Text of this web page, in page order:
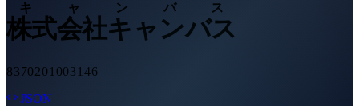
株式会社キャンバス
キャンバス
8370201003146
JSON